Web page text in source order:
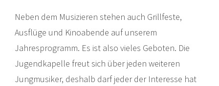
Neben dem Musizieren stehen auch Grillfeste,
Ausflüge und Kinoabende auf unserem
Jahresprogramm. Es ist also vieles Geboten. Die
Jugendkapelle freut sich über jeden weiteren
Jungmusiker, deshalb darf jeder der Interesse hat